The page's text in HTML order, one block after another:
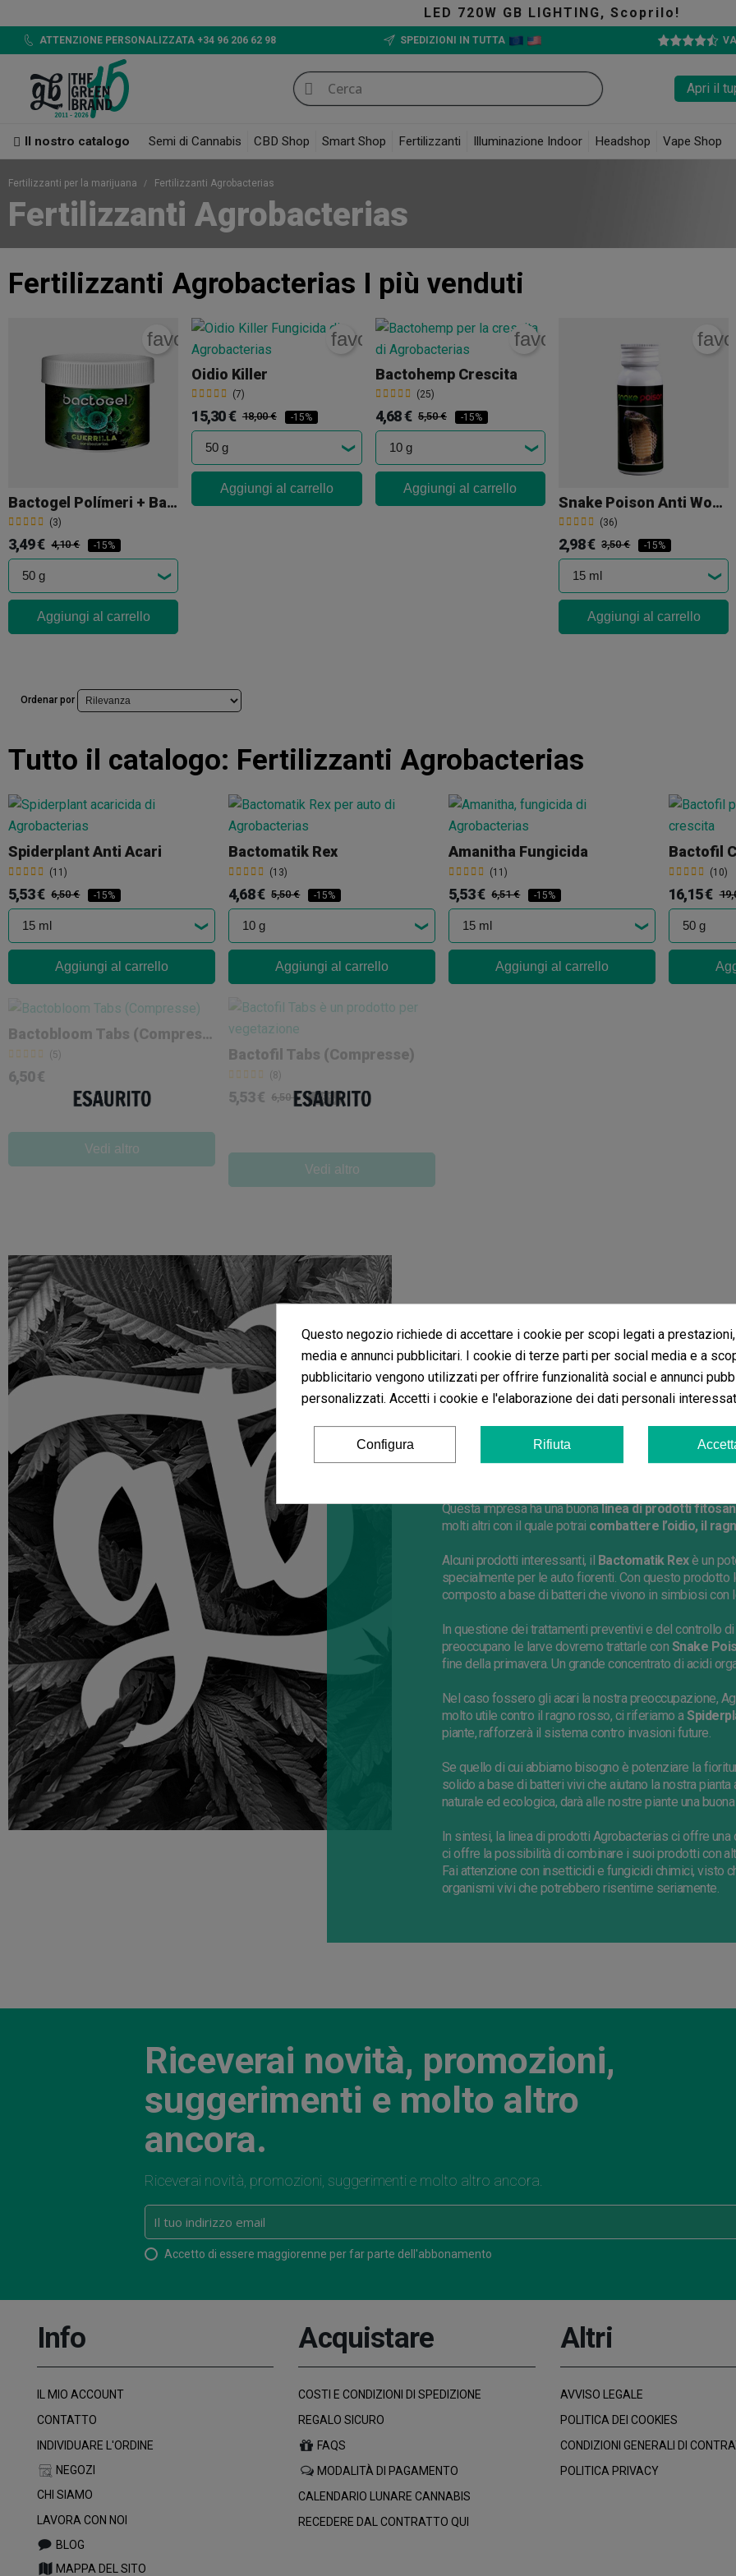
LED 720W GB LIGHTING, Scoprilo!
ATTENZIONE PERSONALIZZATA +34 96 206 62 98 SPEDIZIONI IN TUTTA
Apri il
Il nostro catalogo Semi di Cannabis CBD Shop Smart Shop Fertilizzanti Illuminazione Indoor Headshop Vape Shop
Fertilizzanti per la marijuana Fertilizzanti Agrobacterias
Fertilizzanti Agrobacterias
Fertilizzanti Agrobacterias I più venduti
Bactogel Polímeri + Batteri
(3)
favorite_border
3,49 € 4,10 € -15%
Aggiungi al carrello
Oidio Killer
(7)
favorite_border
15,30 € 18,00 € -15%
Aggiungi al carrello
Bactohemp Crescita
(25)
favorite_border
4,68 € 5,50 € -15%
Aggiungi al carrello
Snake Poison Anti Worms
(36)
2,98 € 3,50 € -15%
Aggiungi al carrello
Ordenar por
Tutto il catalogo: Fertilizzanti Agrobacterias
Spiderplant Anti Acari
(11)
5,53 € 6,50 € -15%
Aggiungi al carrello
Bactomatik Rex
(13)
4,68 € 5,50 € -15%
Aggiungi al carrello
Amanitha Fungicida
(11)
5,53 € 6,51 € -15%
Aggiungi al carrello
Bactofil
(10)
16,15 €
Bactobloom Tabs (Compresse)
(5)
6,50 €
Vedi altro
Bactofil Tabs (Compresse)
(8)
5,53 € 6,50 € -15%
Vedi altro
Fertilizzanti
Agrobacteriasè una ditta Spagnola registrata in
dei loro prodotti sono composti a base di
offre composti a base di
nostre piante di cannabis, sia in forma di fertilizzante
Questa impresa ha una buonalinea di prodotti
molti altri con il quale potrai combattere l’oidio, il
Alcuni prodotti interessanti, il Bactomatik Rexè un
specialmente per le auto fiorenti. Con questo prodotto
composto a base di batteri che vivono in simbiosi con
In questione dei trattamenti preventivi e del controllo
preoccupano le larve dovremo trattarle con Snake
fine della primavera. Un grande concentrato di acidi
Nel caso fossero gli acari la nostra preoccupazione,
molto utile contro il ragno rosso, ci riferiamo a
piante, rafforzerà il sistema contro invasioni future.
Se quello di cui abbiamo bisogno è potenziare la
solido a base di batteri vivi che aiutano la nostra
naturale ed ecologica, darà alle nostre piante una
In sintesi, la linea di prodotti Agrobacterias ci offre una
ci offre la possibilità di combinare i suoi prodotti con
Fai attenzione con insetticidi e fungicidi chimici, visto
organismi vivi che potrebbero risentirne seriamente.
Riceverai novità, promozioni,
suggerimenti e molto altro
ancora.
Riceverai novità, promozioni, suggerimenti e molto altro ancora.
Accetto di essere maggiorenne per far parte dell'abbonamento
Info
IL MIO ACCOUNT
CONTATTO
INDIVIDUARE L'ORDINE
NEGOZI
CHI SIAMO
LAVORA CON NOI
BLOG
MAPPA DEL SITO
Acquistare
COSTI E CONDIZIONI DI SPEDIZIONE
REGALO SICURO
FAQS
MODALITÀ DI PAGAMENTO
CALENDARIO LUNARE CANNABIS
RECEDERE DAL CONTRATTO QUI
Altri
AVVISO LEGALE
POLITICA DEI COOKIES
CONDIZIONI GENERALI DI
POLITICA PRIVACY
Questo negozio richiede di accettare i cookie per scopi legati a
media e annunci pubblicitari. I cookie di terze parti per social media e a
pubblicitario vengono utilizzati per offrire funzionalità social e annunci
personalizzati. Accetti i cookie e l'elaborazione dei dati personali
Configura Rifiuta